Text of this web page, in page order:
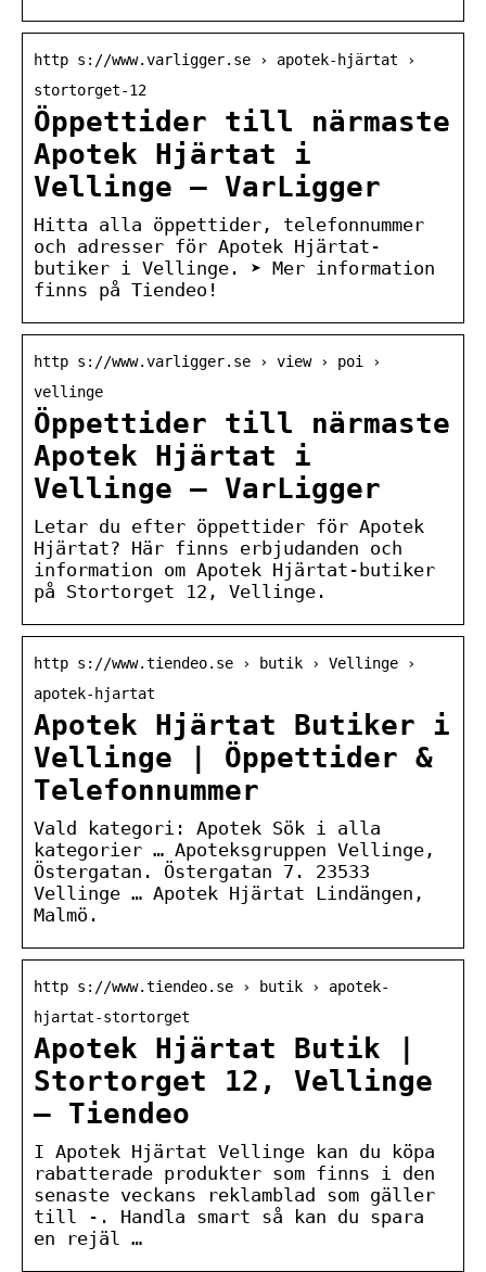
http s://www.varligger.se › apotek-hjärtat ›
stortorget-12
Öppettider till närmaste
Apotek Hjärtat i
Vellinge – VarLigger
Hitta alla öppettider, telefonnummer
och adresser för Apotek Hjärtat-
butiker i Vellinge. ➤ Mer information
finns på Tiendeo!
http s://www.varligger.se › view › poi ›
vellinge
Öppettider till närmaste
Apotek Hjärtat i
Vellinge – VarLigger
Letar du efter öppettider för Apotek
Hjärtat? Här finns erbjudanden och
information om Apotek Hjärtat-butiker
på Stortorget 12, Vellinge.
http s://www.tiendeo.se › butik › Vellinge ›
apotek-hjartat
Apotek Hjärtat Butiker i
Vellinge | Öppettider &
Telefonnummer
Vald kategori: Apotek Sök i alla
kategorier … Apoteksgruppen Vellinge,
Östergatan. Östergatan 7. 23533
Vellinge … Apotek Hjärtat Lindängen,
Malmö.
http s://www.tiendeo.se › butik › apotek-
hjartat-stortorget
Apotek Hjärtat Butik |
Stortorget 12, Vellinge
– Tiendeo
I Apotek Hjärtat Vellinge kan du köpa
rabatterade produkter som finns i den
senaste veckans reklamblad som gäller
till -. Handla smart så kan du spara
en rejäl …